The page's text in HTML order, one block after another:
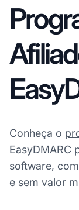
Conheça o
EasyDMARC
software,
e sem valor